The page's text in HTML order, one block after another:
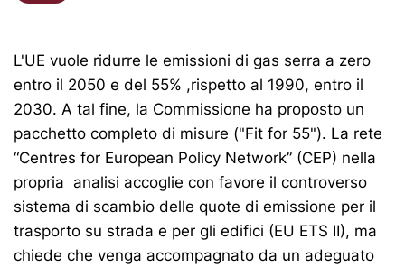
L'UE vuole ridurre le emissioni di gas serra a zero
entro il 2050 e del 55% ,rispetto al 1990, entro il
2030. A tal fine, la Commissione ha proposto un
pacchetto completo di misure ("Fit for 55"). La rete
“Centres for European Policy Network” (CEP) nella
propria analisi accoglie con favore il controverso
sistema di scambio delle quote di emissione per il
trasporto su strada e per gli edifici (EU ETS II), ma
chiede che venga accompagnato da un adeguato